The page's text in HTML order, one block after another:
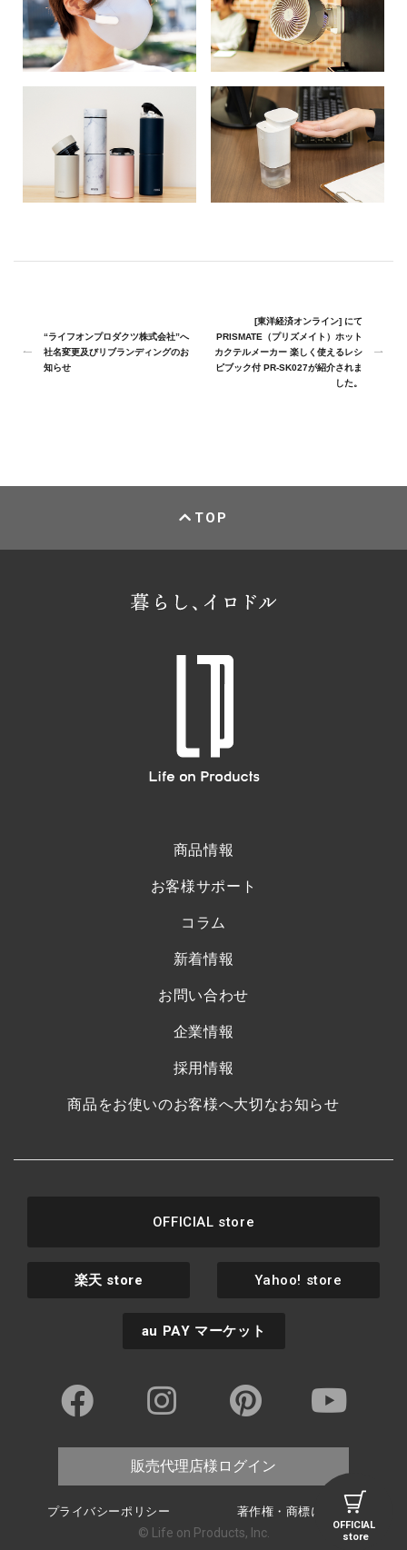
“ライフオンプロダクツ株式会社”へ
社名変更及びリブランディングのお
知らせ
[東洋経済オンライン] にて
PRISMATE（プリズメイト）ホット
カクテルメーカー 楽しく使えるレシ
ピブック付 PR-SK027が紹介されま
した。
OFFICIAL
store
TOP
商品情報
お客様サポート
コラム
新着情報
お問い合わせ
企業情報
採用情報
商品をお使いのお客様へ大切なお知らせ
OFFICIAL store
楽天 store Yahoo! store
au PAY マーケット
販売代理店様ログイン
プライバシーポリシー 著作権・商標について
© Life on Products, Inc.